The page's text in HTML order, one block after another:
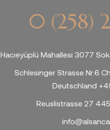
0 (258)
Hacıeyüplü Mahallesi 3077
Schlesinger Strasse Nr:6
Deutschland
Reuslistrasse 27